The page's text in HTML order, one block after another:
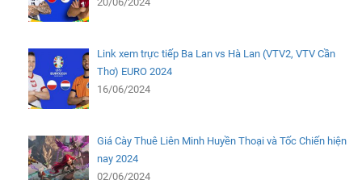
Link xem trực tiếp Ba Lan vs Hà Lan (VTV2, VTV Cần
Thơ) EURO 2024
16/06/2024
Giá Cày Thuê Liên Minh Huyền Thoại và Tốc Chiến hiện
nay 2024
02/06/2024